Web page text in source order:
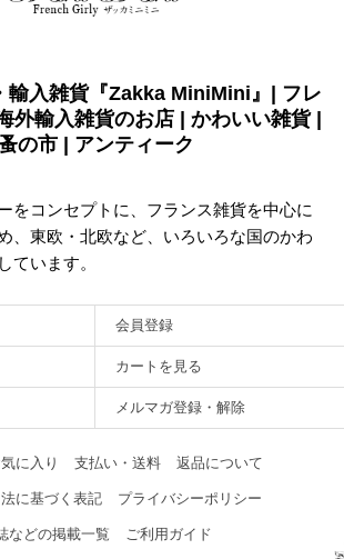
輸入雑貨『Zakka MiniMini』| フレ
外輸入雑貨のお店 | かわいい雑貨 |
の市 | アンティーク
をコンセプトに、フランス雑貨を中心に
、東欧・北欧など、いろいろな国のかわ
ています。
会員登録
カートを見る
メルマガ登録・解除
に入り 支払い・送料 返品について
に基づく表記 プライバシーポリシー
などの掲載一覧 ご利用ガイド